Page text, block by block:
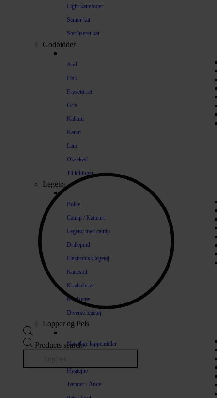
Light kattefoder
Senior kat
Steriliseret kat
Godbidder
And
Fisk
Frysetørret
Gris
Kalkun
Kanin
Lam
Oksekød
Til killinger
Legetøj
Bolde
Catnip / Katteurt
Legetøj med catnip
Drillepind
Elektronisk legetøj
Kattespil
Kradsebræt
Kradsetræ
Diverse legetøj
Lopper og Pels
Naturlige loppemidler
Hygiejne
Tænder / Ånde
Products search